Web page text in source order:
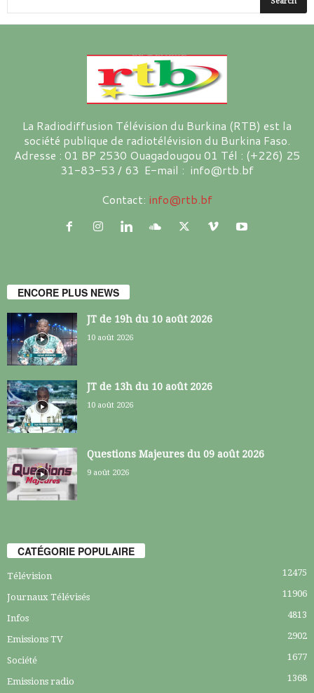
La Radiodiffusion Télévision du Burkina (RTB) est la
société publique de radiotélévision du Burkina Faso.
Adresse : 01 BP 2530 Ouagadougou 01 Tél : (+226) 25
31-83-53 / 63 E-mail : info@rtb.bf
Contact: info@rtb.bf
ENCORE PLUS NEWS
JT de 19h du 10 août 2026
10 août 2026
JT de 13h du 10 août 2026
10 août 2026
Questions Majeures du 09 août 2026
9 août 2026
CATÉGORIE POPULAIRE
Télévision 12475
Journaux Télévisés 11906
Infos 4813
Emissions TV 2902
Société 1677
Emissions radio 1368